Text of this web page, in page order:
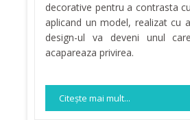
decorative pentru a contrasta
aplicand un model, realizat cu
design-ul va deveni unul
acapareaza privirea.
Citeşte mai mult...